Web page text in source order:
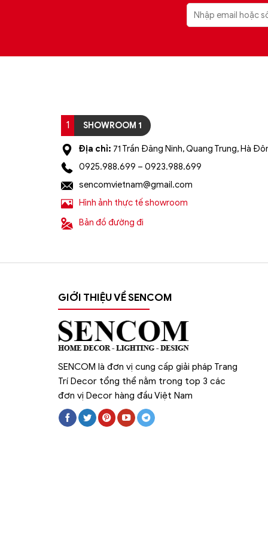
1 SHOWROOM 1
Địa chỉ: 71 Trần Đăng Ninh, Quang Trung, Hà
0925.988.699 – 0923.988.699
sencomvietnam@gmail.com
Hình ảnh thực tế showroom
Bản đồ đường đi
GIỚI THIỆU VỀ SENCOM
SENCOM là đơn vị cung cấp giải pháp Trang
Trí Decor tổng thể nằm trong top 3 các
đơn vị Decor hàng đầu Việt Nam